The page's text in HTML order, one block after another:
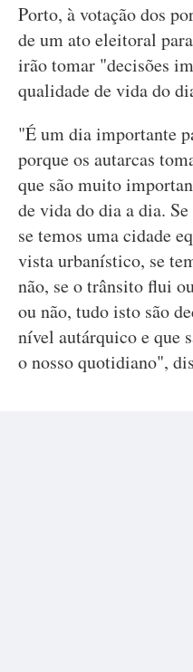
Porto, à votação dos
de um ato eleitoral
irão tomar "decisões
qualidade de vida do
"É um dia importante
porque os autarcas
que são muito
de vida do dia a dia.
se temos uma cidade
vista urbanístico, se
não, se o trânsito flui
ou não, tudo isto são
nível autárquico e que
o nosso quotidiano",